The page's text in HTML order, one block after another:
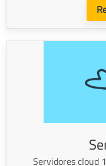
Servidores cloud